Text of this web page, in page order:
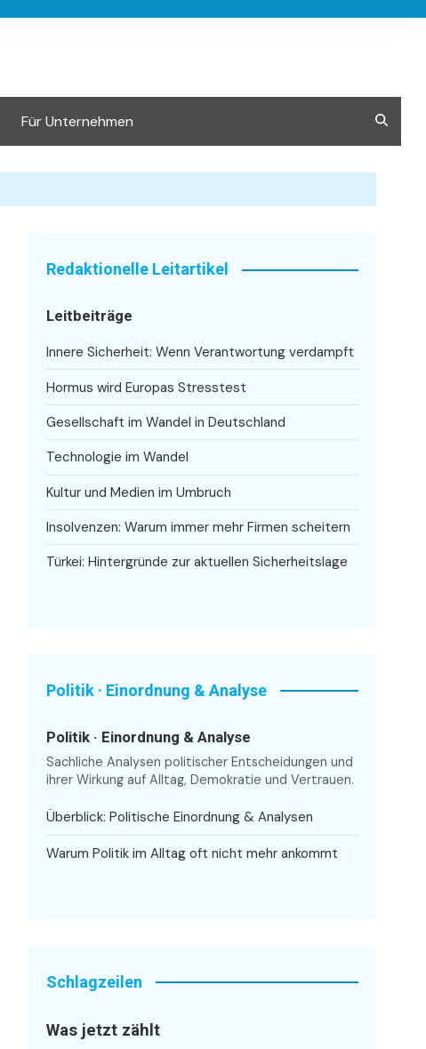
Für Unternehmen
Redaktionelle Leitartikel
Leitbeiträge
Innere Sicherheit: Wenn Verantwortung verdampft
Hormus wird Europas Stresstest
Gesellschaft im Wandel in Deutschland
Technologie im Wandel
Kultur und Medien im Umbruch
Insolvenzen: Warum immer mehr Firmen scheitern
Türkei: Hintergründe zur aktuellen Sicherheitslage
Politik · Einordnung & Analyse
Politik · Einordnung & Analyse
Sachliche Analysen politischer Entscheidungen und
ihrer Wirkung auf Alltag, Demokratie und Vertrauen.
Überblick: Politische Einordnung & Analysen
Warum Politik im Alltag oft nicht mehr ankommt
Schlagzeilen
Was jetzt zählt